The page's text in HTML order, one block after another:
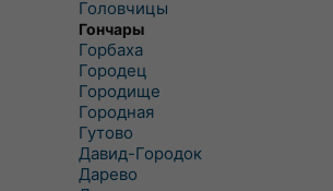
Головчицы
Гончары
Горбаха
Городец
Городище
Городная
Гутово
Давид-Городок
Дарево